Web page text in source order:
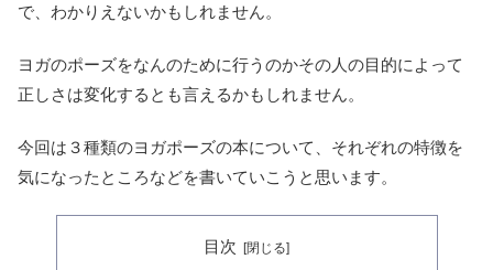
で、わかりえないかもしれません。
ヨガのポーズをなんのために行うのかその人の目的によって
正しさは変化するとも言えるかもしれません。
今回は３種類のヨガポーズの本について、それぞれの特徴を
気になったところなどを書いていこうと思います。
目次